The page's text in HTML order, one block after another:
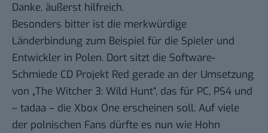
Danke, äußerst hilfreich.
Besonders bitter ist die merkwürdige
Länderbindung zum Beispiel für die Spieler und
Entwickler in Polen. Dort sitzt die Software-
Schmiede CD Projekt Red gerade an der Umsetzung
von „The Witcher 3: Wild Hunt“, das für PC, PS4 und
– tadaa – die Xbox One erscheinen soll. Auf viele
der polnischen Fans dürfte es nun wie Hohn